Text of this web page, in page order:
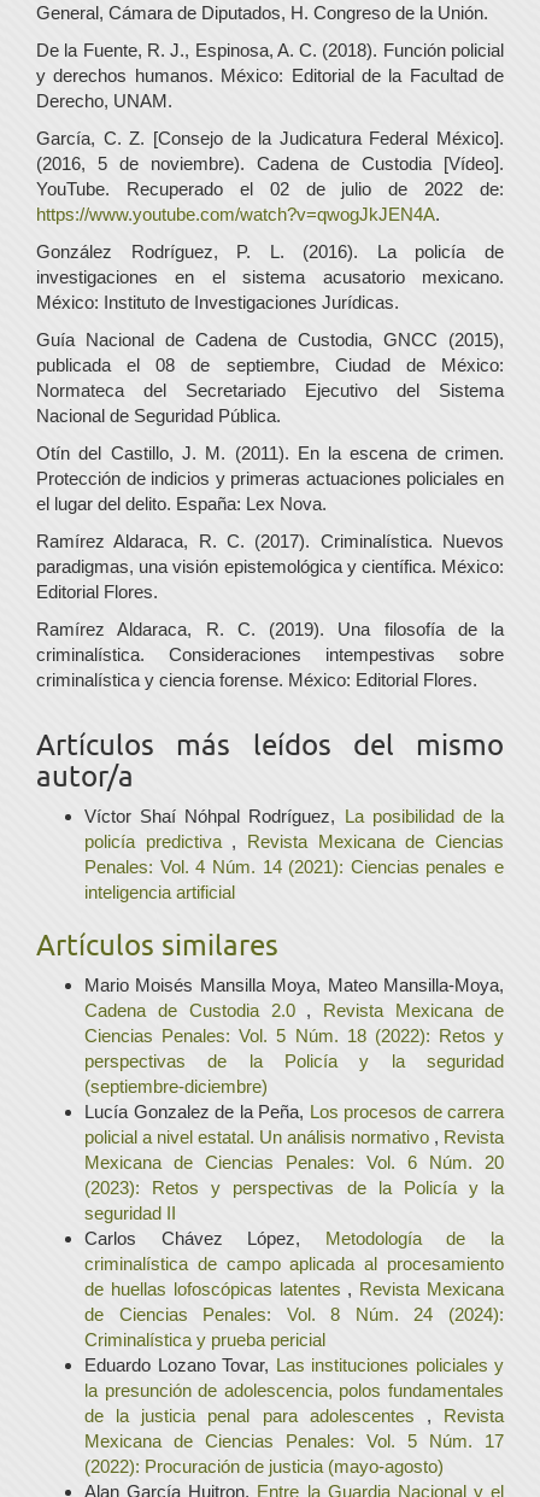
General, Cámara de Diputados, H. Congreso de la Unión.
De la Fuente, R. J., Espinosa, A. C. (2018). Función policial
y derechos humanos. México: Editorial de la Facultad de
Derecho, UNAM.
García, C. Z. [Consejo de la Judicatura Federal México].
(2016, 5 de noviembre). Cadena de Custodia [Vídeo].
YouTube. Recuperado el 02 de julio de 2022 de:
https://www.youtube.com/watch?v=qwogJkJEN4A.
González Rodríguez, P. L. (2016). La policía de
investigaciones en el sistema acusatorio mexicano.
México: Instituto de Investigaciones Jurídicas.
Guía Nacional de Cadena de Custodia, GNCC (2015),
publicada el 08 de septiembre, Ciudad de México:
Normateca del Secretariado Ejecutivo del Sistema
Nacional de Seguridad Pública.
Otín del Castillo, J. M. (2011). En la escena de crimen.
Protección de indicios y primeras actuaciones policiales en
el lugar del delito. España: Lex Nova.
Ramírez Aldaraca, R. C. (2017). Criminalística. Nuevos
paradigmas, una visión epistemológica y científica. México:
Editorial Flores.
Ramírez Aldaraca, R. C. (2019). Una filosofía de la
criminalística. Consideraciones intempestivas sobre
criminalística y ciencia forense. México: Editorial Flores.
Artículos más leídos del mismo
autor/a
Víctor Shaí Nóhpal Rodríguez, La posibilidad de la
policía predictiva , Revista Mexicana de Ciencias
Penales: Vol. 4 Núm. 14 (2021): Ciencias penales e
inteligencia artificial
Artículos similares
Mario Moisés Mansilla Moya, Mateo Mansilla-Moya,
Cadena de Custodia 2.0 , Revista Mexicana de
Ciencias Penales: Vol. 5 Núm. 18 (2022): Retos y
perspectivas de la Policía y la seguridad
(septiembre-diciembre)
Lucía Gonzalez de la Peña, Los procesos de carrera
policial a nivel estatal. Un análisis normativo , Revista
Mexicana de Ciencias Penales: Vol. 6 Núm. 20
(2023): Retos y perspectivas de la Policía y la
seguridad II
Carlos Chávez López, Metodología de la
criminalística de campo aplicada al procesamiento
de huellas lofoscópicas latentes , Revista Mexicana
de Ciencias Penales: Vol. 8 Núm. 24 (2024):
Criminalística y prueba pericial
Eduardo Lozano Tovar, Las instituciones policiales y
la presunción de adolescencia, polos fundamentales
de la justicia penal para adolescentes , Revista
Mexicana de Ciencias Penales: Vol. 5 Núm. 17
(2022): Procuración de justicia (mayo-agosto)
Alan García Huitron, Entre la Guardia Nacional y el